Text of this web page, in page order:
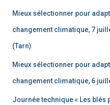
Mieux sélectionner pour
changement climatique, 7
(Tarn)
Mieux sélectionner pour
changement climatique, 6
Journée technique « Les blés